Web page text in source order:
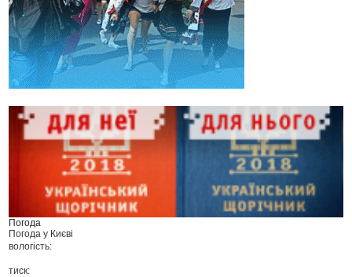
Погода
Погода у Києві
вологість:
тиск: